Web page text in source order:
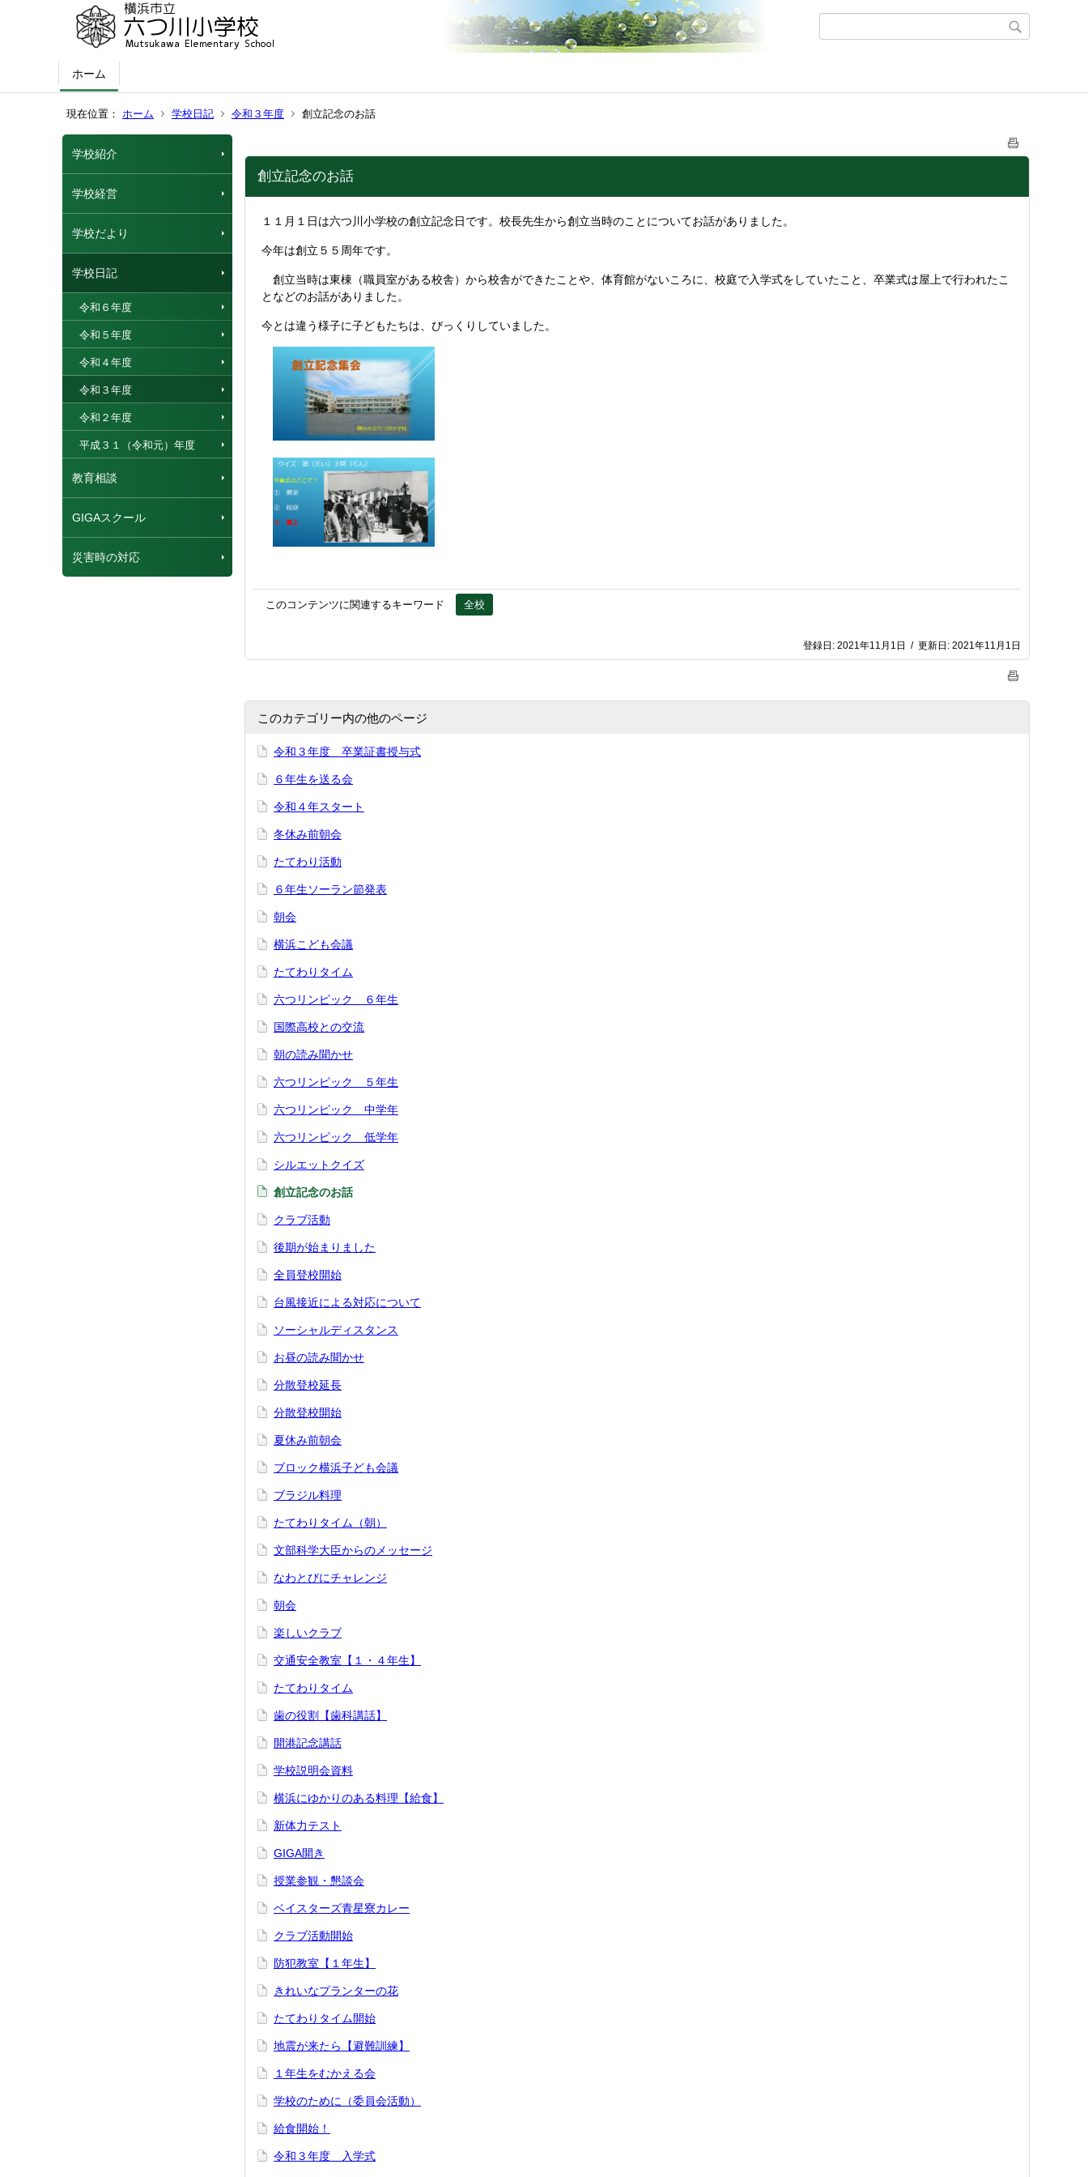
ホーム
現在位置： ホーム 学校日記 令和３年度 創立記念のお話
学校紹介
学校経営
学校だより
学校日記
令和６年度
令和５年度
令和４年度
令和３年度
令和２年度
平成３１（令和元）年度
教育相談
GIGAスクール
災害時の対応
創立記念のお話
１１月１日は六つ川小学校の創立記念日です。校長先生から創立当時のことについてお話がありました。
今年は創立５５周年です。
創立当時は東棟（職員室がある校舎）から校舎ができたことや、体育館がないころに、校庭で入学式をしていたこと、卒業式は屋上で行われたこ
となどのお話がありました。
今とは違う様子に子どもたちは、びっくりしていました。
このコンテンツに関連するキーワード 全校
登録日: 2021年11月1日 / 更新日: 2021年11月1日
このカテゴリー内の他のページ
令和３年度 卒業証書授与式
６年生を送る会
令和４年スタート
冬休み前朝会
たてわり活動
６年生ソーラン節発表
朝会
横浜こども会議
たてわりタイム
六つリンピック ６年生
国際高校との交流
朝の読み聞かせ
六つリンピック ５年生
六つリンピック 中学年
六つリンピック 低学年
シルエットクイズ
創立記念のお話
クラブ活動
後期が始まりました
全員登校開始
台風接近による対応について
ソーシャルディスタンス
お昼の読み聞かせ
分散登校延長
分散登校開始
夏休み前朝会
ブロック横浜子ども会議
ブラジル料理
たてわりタイム（朝）
文部科学大臣からのメッセージ
なわとびにチャレンジ
朝会
楽しいクラブ
交通安全教室【１・４年生】
たてわりタイム
歯の役割【歯科講話】
開港記念講話
学校説明会資料
横浜にゆかりのある料理【給食】
新体力テスト
GIGA開き
授業参観・懇談会
ベイスターズ青星寮カレー
クラブ活動開始
防犯教室【１年生】
きれいなプランターの花
たてわりタイム開始
地震が来たら【避難訓練】
１年生をむかえる会
学校のために（委員会活動）
給食開始！
令和３年度 入学式